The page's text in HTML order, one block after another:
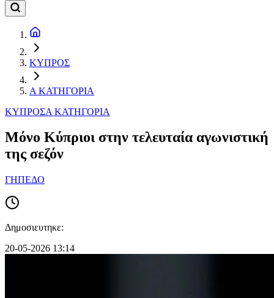
ΚΥΠΡΟΣ
Α ΚΑΤΗΓΟΡΙΑ
ΚΥΠΡΟΣΑ ΚΑΤΗΓΟΡΙΑ
Μόνο Κύπριοι στην τελευταία αγωνιστική
της σεζόν
ΓΗΠΕΔΟ
Δημοσιευτηκε:
20-05-2026 13:14